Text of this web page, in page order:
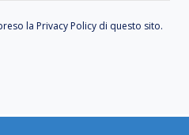
la Privacy Policy di questo sito.